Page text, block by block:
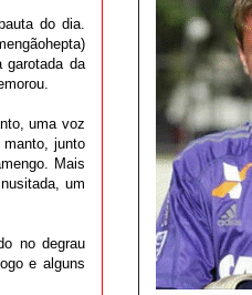
do dia.
garotada da
uma voz
junto
Mais
um
no degrau
e alguns